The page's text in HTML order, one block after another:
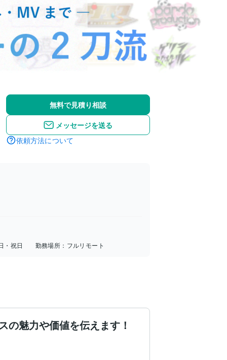
無料で見積り相談
メッセージを送る
依頼方法について
・祝日 勤務場所： フルリモート
の魅力や価値を伝えます！